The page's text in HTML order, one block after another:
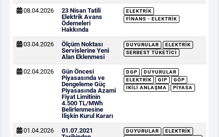
08.04.2026
23 Nisan Tatili
Elektrik Avans
Ödemeleri
Hakkında
ELEKTRIK
FINANS - ELEKTRIK
03.04.2026
Ölçüm Noktası
Servislerine Yeni
Alan Eklenmesi
DUYURULAR
ELEKTRIK
SERBEST TÜKETICI
02.04.2026
Gün Öncesi
Piyasasında ve
Dengeleme Güç
Piyasasında Azami
Fiyat Limitinin
4.500 TL/MWh
Belirlenmesine
İlişkin Kurul Kararı
DGP
DUYURULAR
ELEKTRIK
GİP
GÖP
İKILI ANLAŞMA
PIYASA
01.04.2026
01.07.2021
DUYURULAR
ELEKTRIK